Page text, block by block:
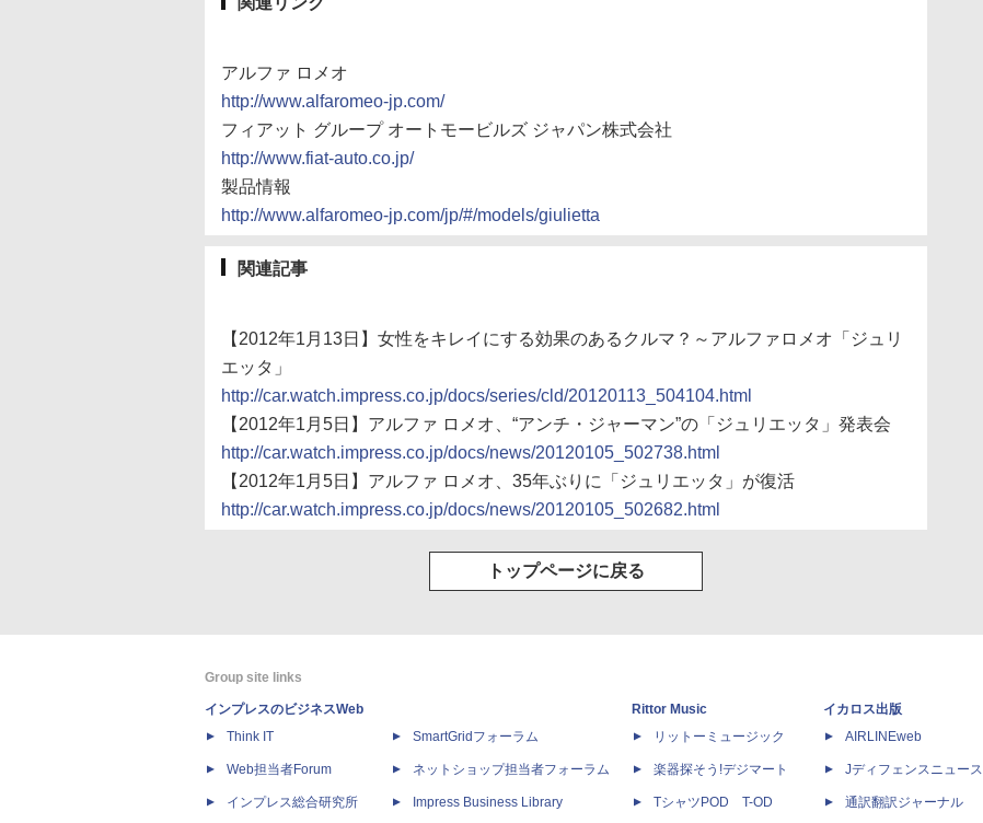
アルファ ロメオ
http://www.alfaromeo-jp.com/
フィアット グループ オートモービルズ ジャパン株式会社
http://www.fiat-auto.co.jp/
製品情報
http://www.alfaromeo-jp.com/jp/#/models/giulietta
関連記事
【2012年1月13日】女性をキレイにする効果のあるクルマ？～アルファロメオ「ジュリ
エッタ」
http://car.watch.impress.co.jp/docs/series/cld/20120113_504104.html
【2012年1月5日】アルファ ロメオ、“アンチ・ジャーマン”の「ジュリエッタ」発表会
http://car.watch.impress.co.jp/docs/news/20120105_502738.html
【2012年1月5日】アルファ ロメオ、35年ぶりに「ジュリエッタ」が復活
http://car.watch.impress.co.jp/docs/news/20120105_502682.html
トップページに戻る
Group site links
インプレスのビジネスWeb
Think IT
Web担当者Forum
インプレス総合研究所
SmartGridフォーラム
ネットショップ担当者フォーラム
Impress Business Library
Rittor Music
リットーミュージック
楽器探そう!デジマート
TシャツPOD T-OD
イカロス出版
AIRLINEweb
Jディフェンスニュース
通訳翻訳ジャーナル